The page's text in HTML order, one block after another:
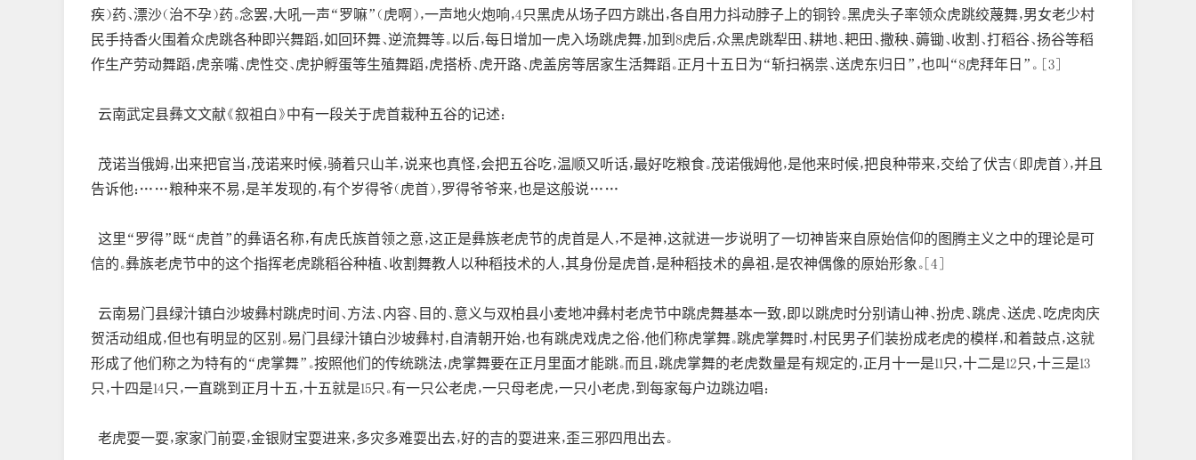
疾）药、漂沙（治不孕）药。念罢，大吼一声“罗嘛”（虎啊），一声地火炮响，4只黑虎从场子四方跳出，各自用力抖动脖子上的铜铃。黑虎头子率领众虎跳绞蔑舞，男女老少村
民手持香火围着众虎跳各种即兴舞蹈，如回环舞、逆流舞等。以后，每日增加一虎入场跳虎舞，加到8虎后，众黑虎跳犁田、耕地、耙田、撒秧、薅锄、收割、打稻谷、扬谷等稻
作生产劳动舞蹈，虎亲嘴、虎性交、虎护孵蛋等生殖舞蹈，虎搭桥、虎开路、虎盖房等居家生活舞蹈。正月十五日为“斩扫祸祟、送虎东归日”，也叫“8虎拜年日”。 [3]
云南武定县彝文文献《叙祖白》中有一段关于虎首栽种五谷的记述：
茂诺当俄姆，出来把官当，茂诺来时候，骑着只山羊，说来也真怪，会把五谷吃，温顺又听话，最好吃粮食。茂诺俄姆他，是他来时候，把良种带来，交给了伏吉（即虎首），并且
告诉他：……粮种来不易，是羊发现的，有个岁得爷（虎首），罗得爷爷来，也是这般说……
这里“罗得”既“虎首”的彝语名称，有虎氏族首领之意，这正是彝族老虎节的虎首是人，不是神，这就进一步说明了一切神皆来自原始信仰的图腾主义之中的理论是可
信的。彝族老虎节中的这个指挥老虎跳稻谷种植、收割舞教人以种稻技术的人，其身份是虎首，是种稻技术的鼻祖，是农神偶像的原始形象。[4]
云南易门县绿汁镇白沙坡彝村跳虎时间、方法、内容、目的、意义与双柏县小麦地冲彝村老虎节中跳虎舞基本一致，即以跳虎时分别请山神、扮虎、跳虎、送虎、吃虎肉庆
贺活动组成，但也有明显的区别。易门县绿汁镇白沙坡彝村，自清朝开始，也有跳虎戏虎之俗，他们称虎掌舞。跳虎掌舞时，村民男子们装扮成老虎的模样，和着鼓点，这就
形成了他们称之为特有的“虎掌舞”。按照他们的传统跳法，虎掌舞要在正月里面才能跳。而且，跳虎掌舞的老虎数量是有规定的，正月十一是11只，十二是12只，十三是13
只，十四是14只，一直跳到正月十五，十五就是15只。有一只公老虎，一只母老虎，一只小老虎，到每家每户边跳边唱：
老虎耍一耍，家家门前耍，金银财宝耍进来，多灾多难耍出去，好的吉的耍进来，歪三邪四甩出去。